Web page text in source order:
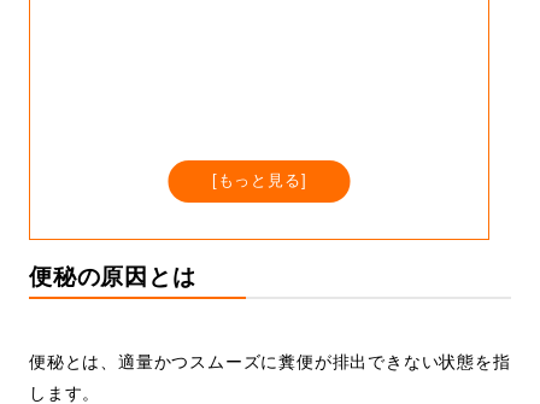
もっと見る
便秘の原因とは
便秘とは、適量かつスムーズに糞便が排出できない状態を指
します。